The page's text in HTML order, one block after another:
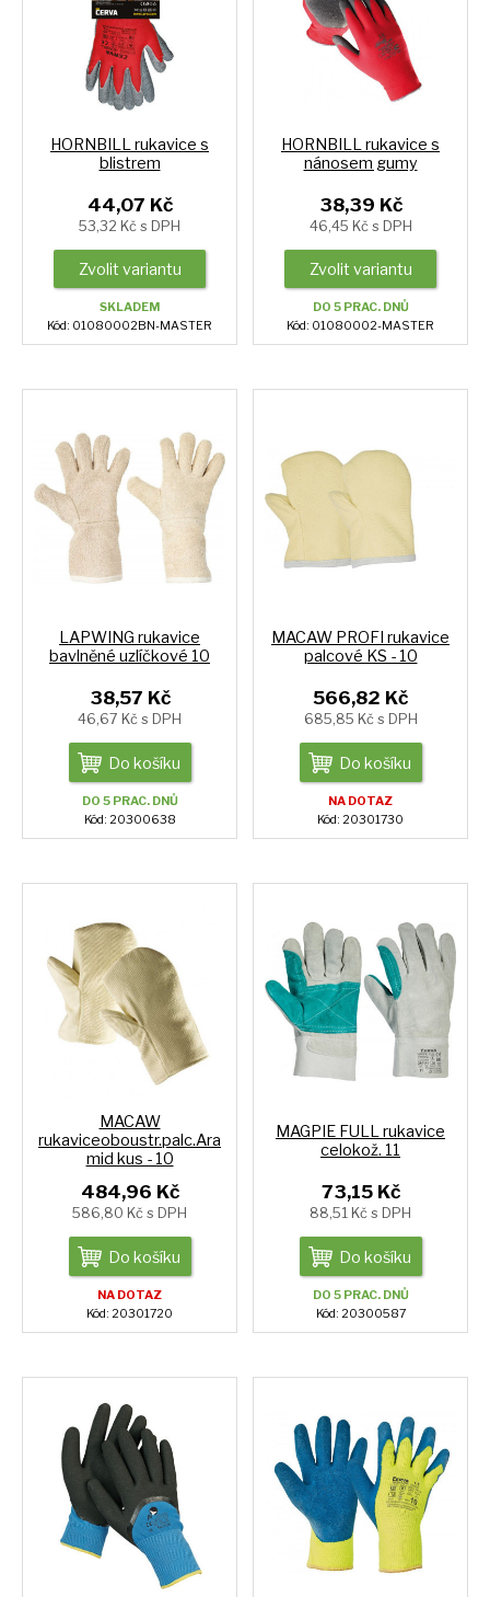
HORNBILL rukavice s
blistrem
44,07 Kč
53,32 Kč s DPH
Zvolit variantu
SKLADEM
Kód: 01080002BN-MASTER
HORNBILL rukavice s
nánosem gumy
38,39 Kč
46,45 Kč s DPH
Zvolit variantu
DO 5 PRAC. DNŮ
Kód: 01080002-MASTER
LAPWING rukavice
bavlněné uzlíčkové 10
38,57 Kč
46,67 Kč s DPH
Do košíku
DO 5 PRAC. DNŮ
Kód: 20300638
MACAW PROFI rukavice
palcové KS - 10
566,82 Kč
685,85 Kč s DPH
Do košíku
NA DOTAZ
Kód: 20301730
MACAW
rukaviceoboustr.palc.Ara
mid kus - 10
484,96 Kč
586,80 Kč s DPH
Do košíku
NA DOTAZ
Kód: 20301720
MAGPIE FULL rukavice
celokož. 11
73,15 Kč
88,51 Kč s DPH
Do košíku
DO 5 PRAC. DNŮ
Kód: 20300587